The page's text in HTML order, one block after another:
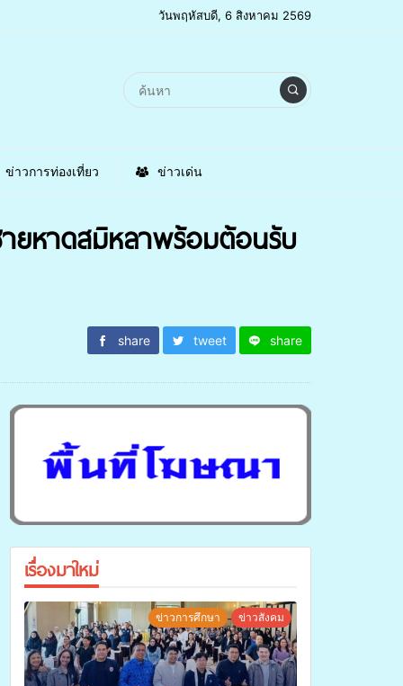
วันพฤหัสบดี, 6 สิงหาคม 2569
ข่าวการท่องเที่ยว ข่าวเด่น
ยหาดสมิหลาพร้อมต้อนรับ
share tweet share
เรื่องมาใหม่
ข่าวการศึกษา ข่าวสังคม